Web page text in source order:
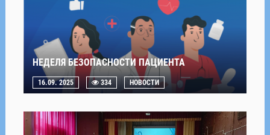
НЕДЕЛЯ БЕЗОПАСНОСТИ ПАЦИЕНТА
16.09. 2025 334 НОВОСТИ